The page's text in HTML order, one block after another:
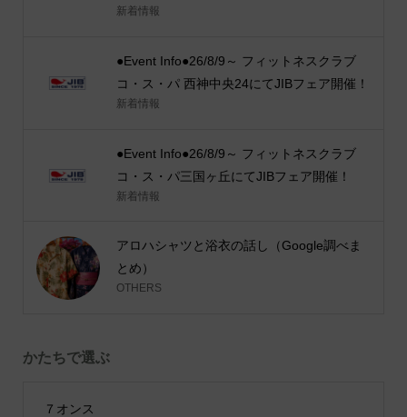
新着情報
●Event Info●26/8/9～ フィットネスクラブ
コ・ス・パ 西神中央24にてJIBフェア開催！
新着情報
●Event Info●26/8/9～ フィットネスクラブ
コ・ス・パ三国ヶ丘にてJIBフェア開催！
新着情報
アロハシャツと浴衣の話し（Google調べま
とめ）
OTHERS
かたちで選ぶ
７オンス